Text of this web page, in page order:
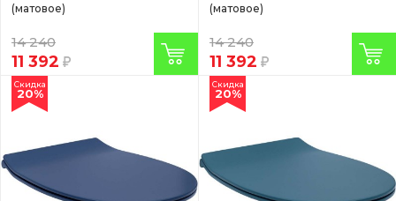
(матовое)
14 240
11 392
(матовое)
14 240
11 392
Скидка
20%
Скидка
20%